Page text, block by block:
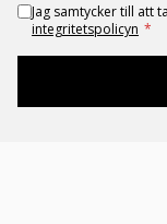
Jag samtycker till att
integritetspolicyn *